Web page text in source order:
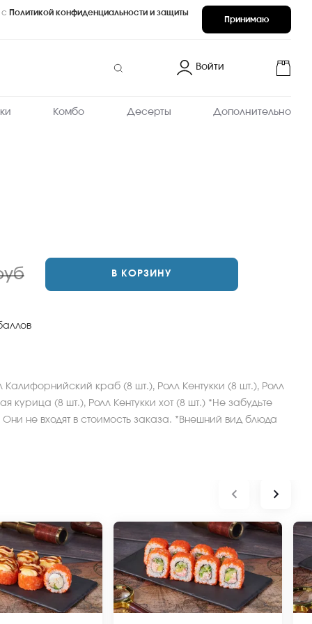
Принимаю
с Политикой конфиденциальности и защиты
Войти
Комбо Десерты Дополнительно
В КОРЗИНУ
краб (8 шт.), Ролл Кентукки (8 шт.), Ролл
курица (8 шт.), Ролл Кентукки хот (8 шт.) *Не забудьте
не входят в стоимость заказа. *Внешний вид блюда